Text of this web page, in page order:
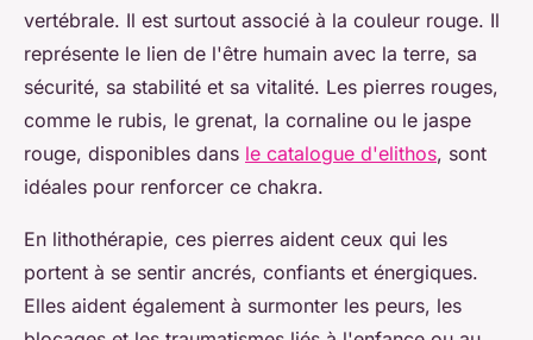
vertébrale. Il est surtout associé à la couleur rouge. Il
représente le lien de l'être humain avec la terre, sa
sécurité, sa stabilité et sa vitalité. Les pierres rouges,
comme le rubis, le grenat, la cornaline ou le jaspe
rouge, disponibles dans le catalogue d'elithos, sont
idéales pour renforcer ce chakra.
En lithothérapie, ces pierres aident ceux qui les
portent à se sentir ancrés, confiants et énergiques.
Elles aident également à surmonter les peurs, les